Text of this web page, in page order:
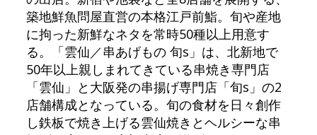
築地鮮魚問屋直営の本格江戸前鮨。旬や産地
に拘った新鮮なネタを常時50種以上用意す
る。「雲仙／串あげもの 旬s」は、北新地で
50年以上親しまれてきている串焼き専門店
「雲仙」と大阪発の串揚げ専門店「旬s」の2
店舗構成となっている。旬の食材を日々創作
し鉄板で焼き上げる雲仙焼きとヘルシーな串